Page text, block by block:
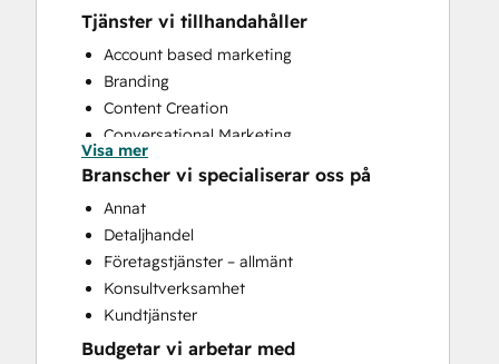
Tjänster vi tillhandahåller
Account based marketing
Branding
Content Creation
Conversational Marketing
CRM Implementation
Customer Marketing
Customer Survey and Analysis
Email Marketing
Sales and Marketing Alignment
Sales Coaching and Training
Search Engine Optimization
Social Media
Visa mer
Branscher vi specialiserar oss på
Annat
Detaljhandel
Företagstjänster – allmänt
Konsultverksamhet
Kundtjänster
Budgetar vi arbetar med